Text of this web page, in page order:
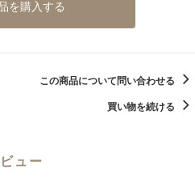
を購入する
この商品について問い合わせる
買い物を続ける
ュー